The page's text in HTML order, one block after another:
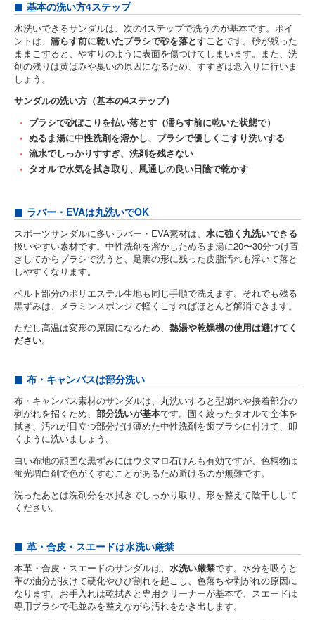
基本の洗い方4ステップ
水洗いできるサンダルは、次の4ステップで洗うのが基本です。ポイ
ントは、 濡らす前に乾いたブラシで砂を落とすことです。砂が残った
ままこすると、やすりのように表面を傷つけてしまいます。また、洗
剤の残りは黄ばみや臭いの原因になるため、すすぎは念入りに行いま
しょう。
サンダルの洗い方（基本の4ステップ）
ブラシで砂ぼこりを払い落とす（濡らす前に乾いた状態で）
ぬるま湯に中性洗剤を溶かし、ブラシで優しくこすり洗いする
流水でしっかりすすぎ、洗剤を残さない
タオルで水気を拭き取り、風通しの良い日陰で乾かす
ラバー・EVAは丸洗いでOK
スポーツサンダルに多いラバー・EVA素材は、 水に強く丸洗いできる
扱いやすい素材です。中性洗剤を溶かしたぬるま湯に20〜30分つけ置
きしてからブラシで洗うと、足裏の形に残った皮脂汚れも浮いて落と
しやすくなります。
ベルト部分のポリエステル生地も同じ手順で洗えます。それでも残る
黒ずみは、メラミンスポンジで軽くこすればほとんど解消できます。
ただし高温は変形の原因になるため、 熱湯や乾燥機の使用は避けてく
ださい。
布・キャンバスは部分洗い
布・キャンバス素材のサンダルは、丸洗いすると型崩れや接着部分の
剥がれを招くため、 部分洗いが基本です。固く絞ったタオルで全体を
拭き、汚れが目立つ部分だけ薄めた中性洗剤を歯ブラシに付けて、叩
くように洗いましょう。
白い布地の頑固な黒ずみにはウタマロ石けんも有効ですが、色柄物は
蛍光増白剤で色がくすむことがあるため避けるのが無難です。
洗ったあとは洗剤分を水拭きでしっかり取り、形を整えて陰干しして
ください。
革・合皮・スエードは水洗い厳禁
本革・合皮・スエードのサンダルは、 水洗い厳禁です。水分を吸うと
革の油分が抜けて硬化やひび割れを起こし、色落ちや剥がれの原因に
なります。お手入れは乾拭きと専用クリーナーが基本で、スエードは
専用ブラシで毛並みを整えながら汚れをかき出します。